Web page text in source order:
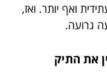
ואף יותר. ואז,
גרועה.
את התיק